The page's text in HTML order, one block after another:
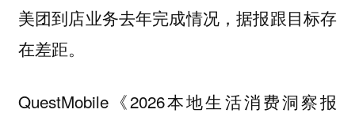
美团到店业务去年完成情况，据报跟目标存
在差距。
QuestMobile《2026本地生活消费洞察报